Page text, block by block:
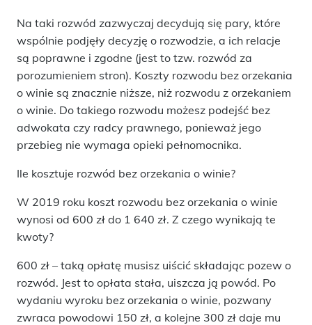
Na taki rozwód zazwyczaj decydują się pary, które
wspólnie podjęły decyzję o rozwodzie, a ich relacje
są poprawne i zgodne (jest to tzw. rozwód za
porozumieniem stron). Koszty rozwodu bez orzekania
o winie są znacznie niższe, niż rozwodu z orzekaniem
o winie. Do takiego rozwodu możesz podejść bez
adwokata czy radcy prawnego, ponieważ jego
przebieg nie wymaga opieki pełnomocnika.
Ile kosztuje rozwód bez orzekania o winie?
W 2019 roku koszt rozwodu bez orzekania o winie
wynosi od 600 zł do 1 640 zł. Z czego wynikają te
kwoty?
600 zł – taką opłatę musisz uiścić składając pozew o
rozwód. Jest to opłata stała, uiszcza ją powód. Po
wydaniu wyroku bez orzekania o winie, pozwany
zwraca powodowi 150 zł, a kolejne 300 zł daje mu